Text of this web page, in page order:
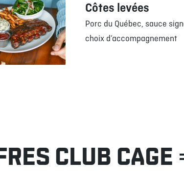
Côtes levées
Porc du Québec, sauce
choix d’accompagnement
CLUB CAGE